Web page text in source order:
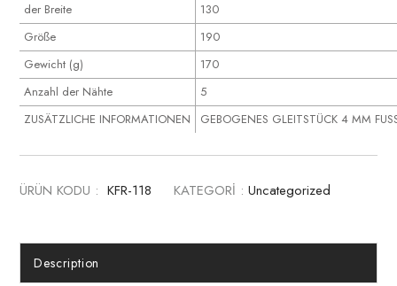
der Breite
130
Größe
190
Gewicht (g)
170
Anzahl der Nähte
5
ZUSÄTZLICHE INFORMATIONEN
GEBOGENES GLEITSTÜCK 4 MM
ÜRÜN KODU : KFR-118 KATEGORİ : Uncategorized
Description